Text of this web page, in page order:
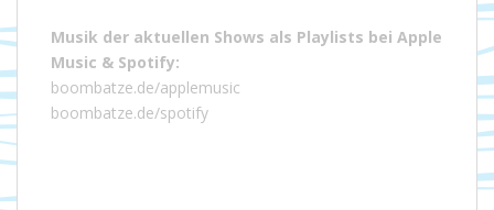
Musik der aktuellen Shows als Playlists bei Apple
Music & Spotify:
boombatze.de/applemusic
boombatze.de/spotify